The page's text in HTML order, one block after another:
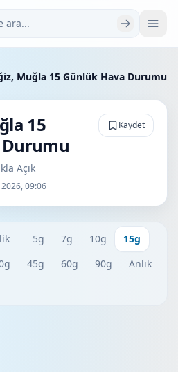
Muğla 15 Günlük Hava Durumu
15
Açık
09:06
Kaydet
5g 7g 10g
15g
45g 60g 90g
Anlık